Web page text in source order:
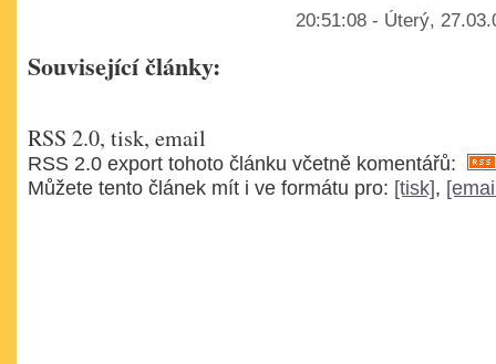
20:51:08 - Úterý,
Související články:
RSS 2.0, tisk, email
RSS 2.0 export tohoto článku včetně komentářů:
Můžete tento článek mít i ve formátu pro: [tisk],